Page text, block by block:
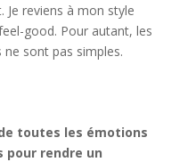
Je reviens à mon style
good. Pour autant, les
sont pas simples.
toutes les émotions
pour rendre un